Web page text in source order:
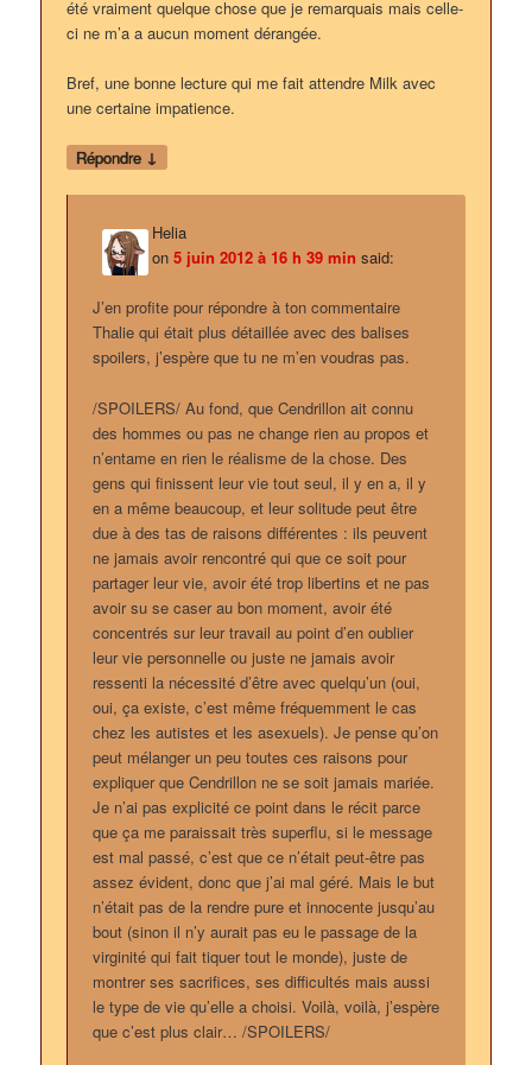
été vraiment quelque chose que je remarquais mais celle-
ci ne m’a a aucun moment dérangée.
Bref, une bonne lecture qui me fait attendre Milk avec
une certaine impatience.
Répondre ↓
Helia
on5 juin 2012 à 16 h 39 min said:
J’en profite pour répondre à ton commentaire
Thalie qui était plus détaillée avec des balises
spoilers, j’espère que tu ne m’en voudras pas.
/SPOILERS/ Au fond, que Cendrillon ait connu
des hommes ou pas ne change rien au propos et
n’entame en rien le réalisme de la chose. Des
gens qui finissent leur vie tout seul, il y en a, il y
en a même beaucoup, et leur solitude peut être
due à des tas de raisons différentes : ils peuvent
ne jamais avoir rencontré qui que ce soit pour
partager leur vie, avoir été trop libertins et ne pas
avoir su se caser au bon moment, avoir été
concentrés sur leur travail au point d’en oublier
leur vie personnelle ou juste ne jamais avoir
ressenti la nécessité d’être avec quelqu’un (oui,
oui, ça existe, c’est même fréquemment le cas
chez les autistes et les asexuels). Je pense qu’on
peut mélanger un peu toutes ces raisons pour
expliquer que Cendrillon ne se soit jamais mariée.
Je n’ai pas explicité ce point dans le récit parce
que ça me paraissait très superflu, si le message
est mal passé, c’est que ce n’était peut-être pas
assez évident, donc que j’ai mal géré. Mais le but
n’était pas de la rendre pure et innocente jusqu’au
bout (sinon il n’y aurait pas eu le passage de la
virginité qui fait tiquer tout le monde), juste de
montrer ses sacrifices, ses difficultés mais aussi
le type de vie qu’elle a choisi. Voilà, voilà, j’espère
que c’est plus clair… /SPOILERS/